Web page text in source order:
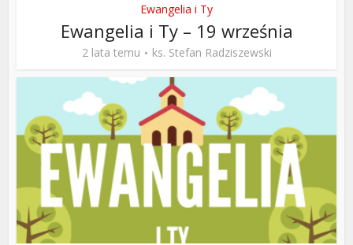
Ewangelia i Ty
Ewangelia i Ty – 19 września
2 lata temu ks. Stefan Radziszewski